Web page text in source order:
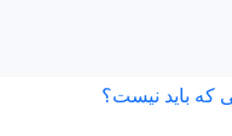
که باید نیست؟